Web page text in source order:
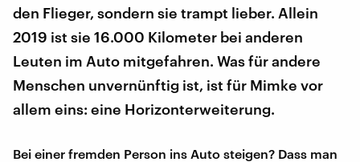
den Flieger, sondern sie trampt lieber. Allein
2019 ist sie 16.000 Kilometer bei anderen
Leuten im Auto mitgefahren. Was für andere
Menschen unvernünftig ist, ist für Mimke vor
allem eins: eine Horizonterweiterung.
Bei einer fremden Person ins Auto steigen? Dass man